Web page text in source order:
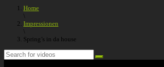
Home
\
Impressionen
\
Spring’s in da house